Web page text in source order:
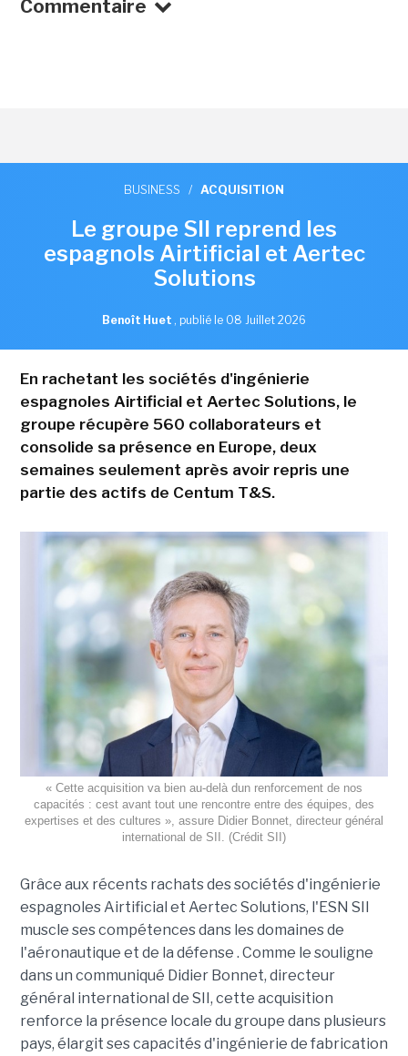
Commentaire
BUSINESS / ACQUISITION
Le groupe SII reprend les
espagnols Airtificial et Aertec
Solutions
Benoît Huet , publié le 08 Juillet 2026
En rachetant les sociétés d'ingénierie
espagnoles Airtificial et Aertec Solutions, le
groupe récupère 560 collaborateurs et
consolide sa présence en Europe, deux
semaines seulement après avoir repris une
partie des actifs de Centum T&S.
« Cette acquisition va bien au-delà dun renforcement de nos
capacités : cest avant tout une rencontre entre des équipes, des
expertises et des cultures », assure Didier Bonnet, directeur général
international de SII. (Crédit SII)
Grâce aux récents rachats des sociétés d'ingénierie
espagnoles Airtificial et Aertec Solutions, l'ESN SII
muscle ses compétences dans les domaines de
l'aéronautique et de la défense . Comme le souligne
dans un communiqué Didier Bonnet, directeur
général international de SII, cette acquisition
renforce la présence locale du groupe dans plusieurs
pays, élargit ses capacités d'ingénierie de fabrication